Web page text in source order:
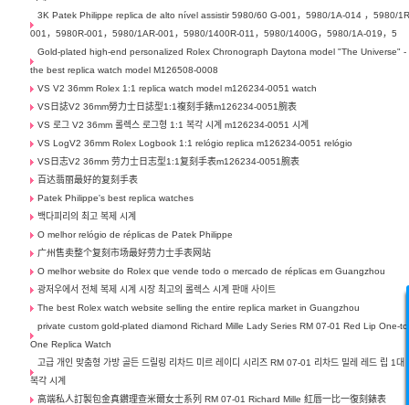
3K Patek Philippe replica de alto nível assistir 5980/60 G-001，5980/1A-014 ，5980/
001，5980R-001，5980/1AR-001，5980/1400R-011，5980/1400G，5980/1A-019，5
Gold-plated high-end personalized Rolex Chronograph Daytona model "The Universe" -
the best replica watch model M126508-0008
VS V2 36mm Rolex 1:1 replica watch model m126234-0051 watch
VS日誌V2 36mm勞力士日誌型1:1複刻手錶m126234-0051腕表
VS 로그 V2 36mm 롤렉스 로그형 1:1 복각 시계 m126234-0051 시계
VS LogV2 36mm Rolex Logbook 1:1 relógio replica m126234-0051 relógio
VS日志V2 36mm 劳力士日志型1:1复刻手表m126234-0051腕表
百达翡丽最好的复刻手表
Patek Philippe's best replica watches
백다피리의 최고 복제 시계
O melhor relógio de réplicas de Patek Philippe
广州售卖整个复刻市场最好劳力士手表网站
O melhor website do Rolex que vende todo o mercado de réplicas em Guangzhou
광저우에서 전체 복제 시계 시장 최고의 롤렉스 시계 판매 사이트
The best Rolex watch website selling the entire replica market in Guangzhou
private custom gold-plated diamond Richard Mille Lady Series RM 07-01 Red Lip One-
One Replica Watch
고급 개인 맞춤형 가방 골든 드릴링 리차드 미르 레이디 시리즈 RM 07-01 리차드 밀레 레드 립 1대
복각 시계
高端私人訂製包金真鑽理查米爾女士系列 RM 07-01 Richard Mille 紅唇一比一復刻錶表